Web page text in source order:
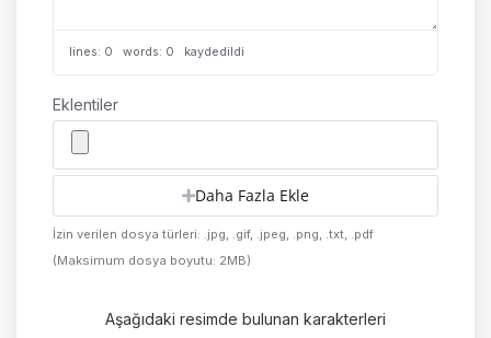
lines: 0 words: 0 kaydedildi
Eklentiler
Daha Fazla Ekle
İzin verilen dosya türleri: .jpg, .gif, .jpeg, .png, .txt, .pdf
(Maksimum dosya boyutu: 2MB)
Aşağıdaki resimde bulunan karakterleri